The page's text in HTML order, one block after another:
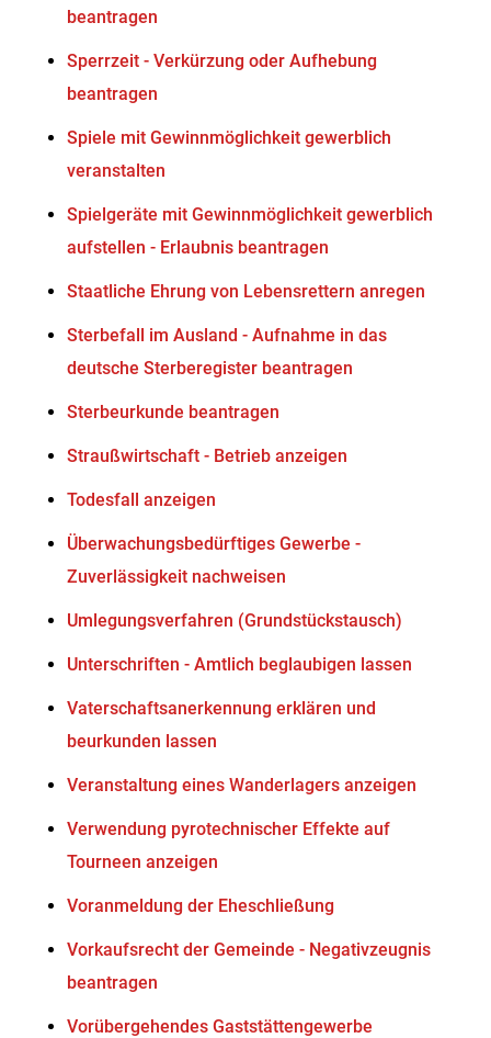
beantragen
Sperrzeit - Verkürzung oder Aufhebung
beantragen
Spiele mit Gewinnmöglichkeit gewerblich
veranstalten
Spielgeräte mit Gewinnmöglichkeit gewerblich
aufstellen - Erlaubnis beantragen
Staatliche Ehrung von Lebensrettern anregen
Sterbefall im Ausland - Aufnahme in das
deutsche Sterberegister beantragen
Sterbeurkunde beantragen
Straußwirtschaft - Betrieb anzeigen
Todesfall anzeigen
Überwachungsbedürftiges Gewerbe -
Zuverlässigkeit nachweisen
Umlegungsverfahren (Grundstückstausch)
Unterschriften - Amtlich beglaubigen lassen
Vaterschaftsanerkennung erklären und
beurkunden lassen
Veranstaltung eines Wanderlagers anzeigen
Verwendung pyrotechnischer Effekte auf
Tourneen anzeigen
Voranmeldung der Eheschließung
Vorkaufsrecht der Gemeinde - Negativzeugnis
beantragen
Vorübergehendes Gaststättengewerbe